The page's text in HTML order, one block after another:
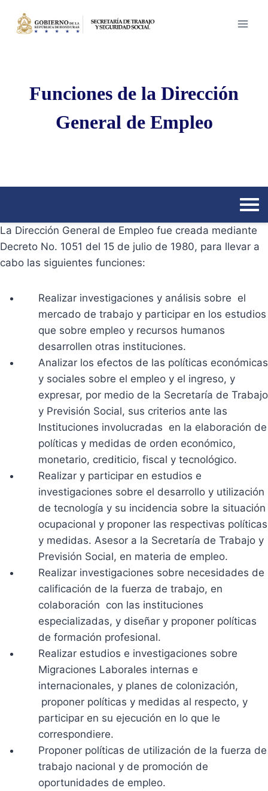
Funciones de la Dirección
General de Empleo
La Dirección General de Empleo fue creada mediante
Decreto No. 1051 del 15 de julio de 1980, para llevar a
cabo las siguientes funciones:
Realizar investigaciones y análisis sobre el
mercado de trabajo y participar en los estudios
que sobre empleo y recursos humanos
desarrollen otras instituciones.
Analizar los efectos de las políticas económicas
y sociales sobre el empleo y el ingreso, y
expresar, por medio de la Secretaría de Trabajo
y Previsión Social, sus criterios ante las
Instituciones involucradas en la elaboración de
políticas y medidas de orden económico,
monetario, crediticio, fiscal y tecnológico.
Realizar y participar en estudios e
investigaciones sobre el desarrollo y utilización
de tecnología y su incidencia sobre la situación
ocupacional y proponer las respectivas políticas
y medidas. Asesor a la Secretaría de Trabajo y
Previsión Social, en materia de empleo.
Realizar investigaciones sobre necesidades de
calificación de la fuerza de trabajo, en
colaboración con las instituciones
especializadas, y diseñar y proponer políticas
de formación profesional.
Realizar estudios e investigaciones sobre
Migraciones Laborales internas e
internacionales, y planes de colonización,
proponer políticas y medidas al respecto, y
participar en su ejecución en lo que le
correspondiere.
Proponer políticas de utilización de la fuerza de
trabajo nacional y de promoción de
oportunidades de empleo.